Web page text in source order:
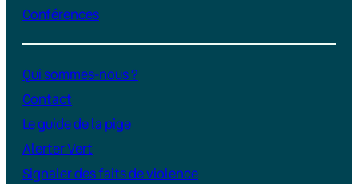
Conférences
Qui sommes-nous ?
Contact
Le guide de la pige
Alerter Vert
Signaler des faits de violence